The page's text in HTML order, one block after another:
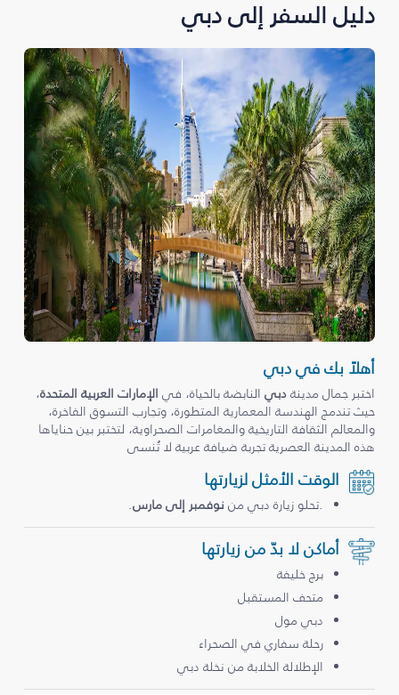
دليل السفر إلى دبي
أهلاً بك في دبي
اختبر جمال مدينةدبيالنابضة بالحياة، في الإمارات العربية المتحدة،
حيث تندمج الهندسة المعمارية المتطورة، وتجارب التسوق الفاخرة،
والمعالم الثقافة التاريخية والمغامرات الصحراوية، لتختبر بين حناياها
هذه المدينة العصرية تجربة ضيافة عربية لا تُنسى
الوقت الأمثل لزيارتها
.تحلو زيارة دبي من نوفمبر إلى مارس.
أماكن لا بدّ من زيارتها
برج خليفة
متحف المستقبل
دبي مول
رحلة سفاري في الصحراء
الإطلالة الخلابة من نخلة دبي